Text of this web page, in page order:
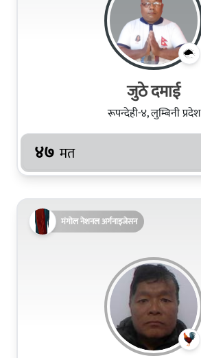
जुठे दमाई
रूपन्देही-४, लुम्बिनी प्रदेश
४७ मत
मंगोल नेशनल अर्गनाइजेसन